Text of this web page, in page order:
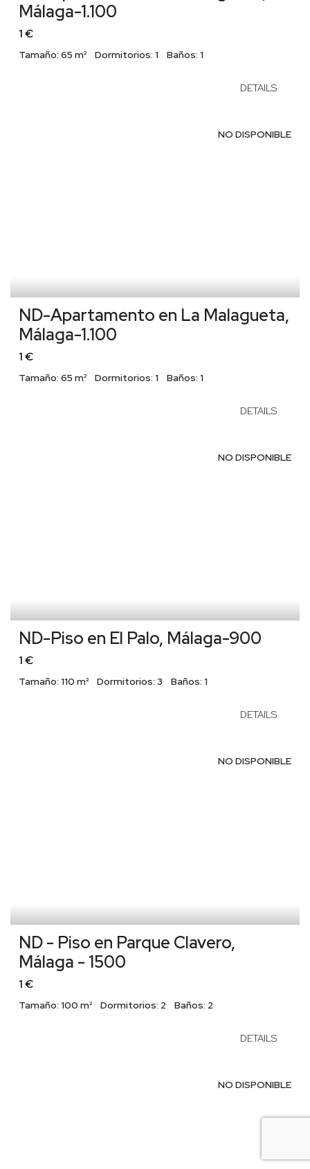
Málaga-1.100
1 €
Tamaño: 65 m² Dormitorios: 1 Baños: 1
DETAILS
NO DISPONIBLE
ND-Apartamento en La Malagueta,
Málaga-1.100
1 €
Tamaño: 65 m² Dormitorios: 1 Baños: 1
DETAILS
NO DISPONIBLE
ND-Piso en El Palo, Málaga-900
1 €
Tamaño: 110 m² Dormitorios: 3 Baños: 1
DETAILS
NO DISPONIBLE
ND - Piso en Parque Clavero,
Málaga - 1500
1 €
Tamaño: 100 m² Dormitorios: 2 Baños: 2
DETAILS
NO DISPONIBLE